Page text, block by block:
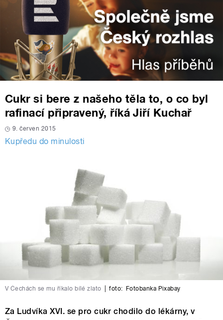
Cukr si bere z našeho těla to, o co byl
rafinací připravený, říká Jiří Kuchař
9. červen 2015
Kupředu do minulosti
V Čechách se mu říkalo bílé zlato foto: Fotobanka Pixabay
Za Ludvíka XVI. se pro cukr chodilo do lékárny, v